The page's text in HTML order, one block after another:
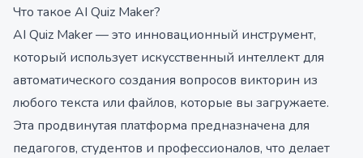
Что такое AI Quiz Maker?
AI Quiz Maker — это инновационный инструмент,
который использует искусственный интеллект для
автоматического создания вопросов викторин из
любого текста или файлов, которые вы загружаете.
Эта продвинутая платформа предназначена для
педагогов, студентов и профессионалов, что делает